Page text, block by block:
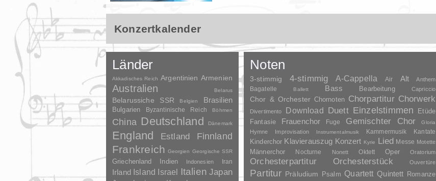
Konzertkalender
Länder
Akkadisches Reich Argentinien Armenien
Australien Belarus
Belarussiche SSR Belgien Brasilien
Bulgarien Byzantinische Reich Böhmen
China Deutschland Dänemark
England Estland Finnland
Frankreich Georgien Georgische SSR
Griechenland Indien Indonesien Iran
Irland Island Israel Italien Japan
Noten
3-stimmig 4-stimmig A-Cappella Air Alt Anthem
Bagatelle Ballett Bass Bearbeitung Capriccio
Chor & Orchester Chornoten Chorpartitur Chorwerk
Divertimento Download Duett Einzelstimmen Etüde
Fantasie Frauenchor Fuge Gemischter Chor Gloria
Hymne Improvisation Instrumentalmusik Kammermusik Kantate
Kinderchor Klavierauszug Konzert Kyrie Lied Messe Motette
Männerchor Nocturne Nonett Oktett Oper Oratorium
Orchesterpartitur Orchesterstück Ouvertüre
Partitur Präludium Psalm Quartett Quintett Romanze